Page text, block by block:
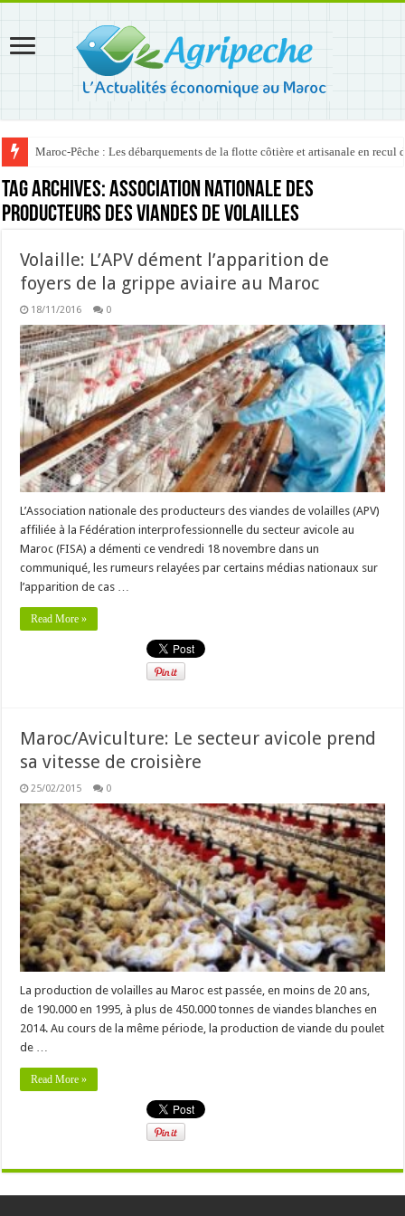
Maroc-Pêche : Les débarquements de la flotte côtière et artisanale en recul
Tag Archives:Association nationale des
producteurs des viandes de volailles
Volaille: L’APV dément l’apparition de
foyers de la grippe aviaire au Maroc
18/11/2016 0
L’Association nationale des producteurs des viandes de volailles (APV)
affiliée à la Fédération interprofessionnelle du secteur avicole au
Maroc (FISA) a démenti ce vendredi 18 novembre dans un
communiqué, les rumeurs relayées par certains médias nationaux sur
l’apparition de cas …
Read More »
Maroc/Aviculture: Le secteur avicole prend
sa vitesse de croisière
25/02/2015 0
La production de volailles au Maroc est passée, en moins de 20 ans,
de 190.000 en 1995, à plus de 450.000 tonnes de viandes blanches en
2014. Au cours de la même période, la production de viande du poulet
de …
Read More »